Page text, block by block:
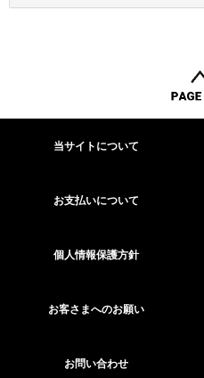
当サイトについて
お支払いについて
個人情報保護方針
お客さまへのお願い
お問い合わせ